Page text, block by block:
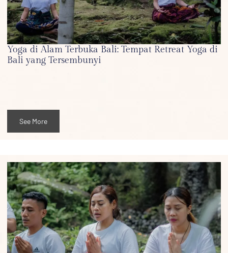
Yoga di Alam Terbuka Bali: Tempat Retreat Yoga di
Bali yang Tersembunyi
See More